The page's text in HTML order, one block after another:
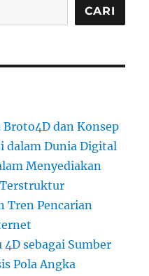
CARI
Broto4D dan Konsep
dalam Dunia Digital
Menyediakan
Tren Pencarian
sebagai Sumber
Pola Angka